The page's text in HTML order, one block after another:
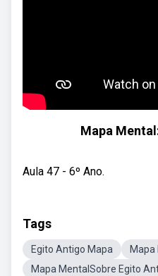
Mapa
Aula 47 - 6º Ano.
Tags
Egito Antigo Mapa
Mapa
Mapa MentalSobre Egito